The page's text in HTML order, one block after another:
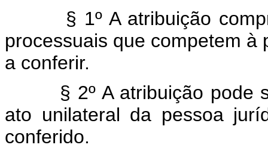
§ 1º A atribuição
processuais que competem
a conferir.
§ 2º A atribuição pode
ato unilateral da pessoa
conferido.